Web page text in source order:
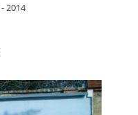
2014